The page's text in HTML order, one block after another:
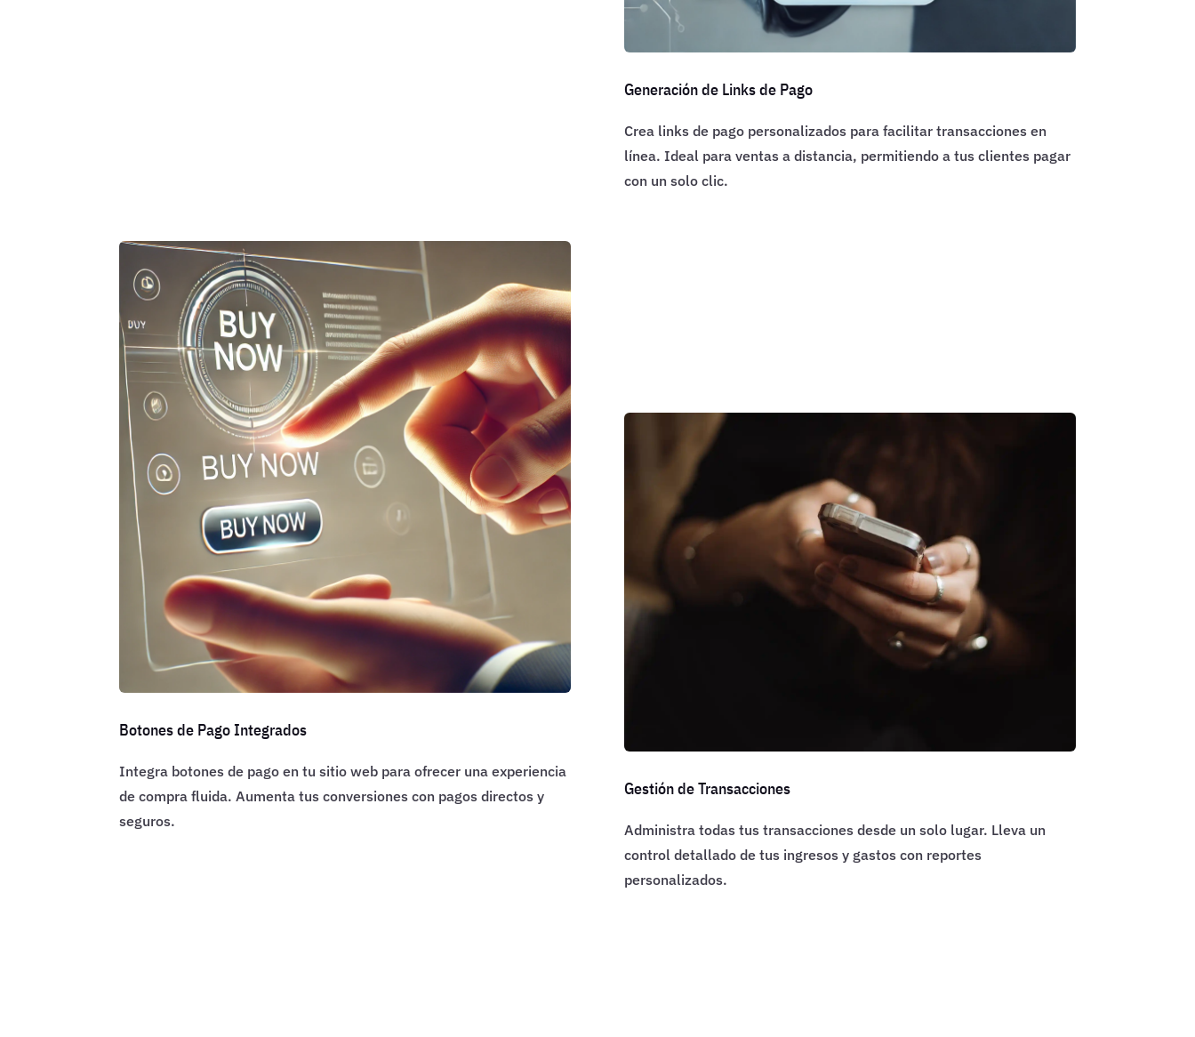
Generación de Links de Pago
Crea links de pago personalizados para facilitar transacciones en
línea. Ideal para ventas a distancia, permitiendo a tus clientes pagar
con un solo clic.
Botones de Pago Integrados
Integra botones de pago en tu sitio web para ofrecer una experiencia
de compra fluida. Aumenta tus conversiones con pagos directos y
seguros.
Gestión de Transacciones
Administra todas tus transacciones desde un solo lugar. Lleva un
control detallado de tus ingresos y gastos con reportes
personalizados.